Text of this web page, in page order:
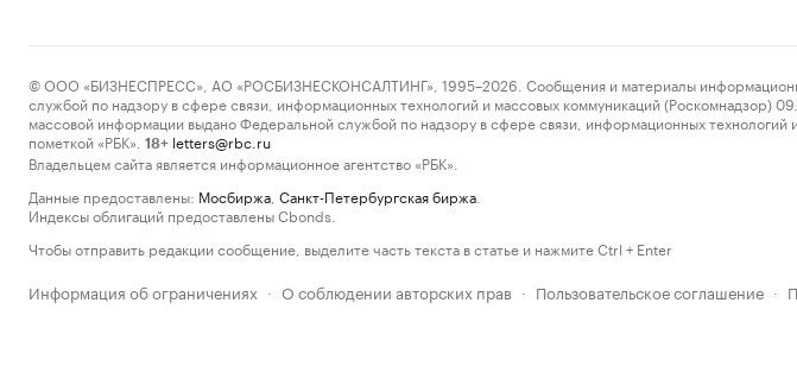
© ООО «БИЗНЕСПРЕСС», АО «РОСБИЗНЕСКОНСАЛТИНГ», 1995–2026. Сообщения и материалы
службой по надзору в сфере связи, информационных технологий и массовых коммуникаций (Роскомнадзор)
массовой информации выдано Федеральной службой по надзору в сфере связи, информационных
пометкой «РБК».
18+ letters@rbc.ru
Владельцем сайта является информационное агентство «РБК».
Данные предоставлены: Мосбиржа Санкт-Петербургская биржа
Индексы облигаций предоставлены Cbonds.
Чтобы отправить редакции сообщение, выделите часть текста в статье и нажмите Ctrl + Enter
Информация об ограничениях · О соблюдении авторских прав · Пользовательское соглашение ·